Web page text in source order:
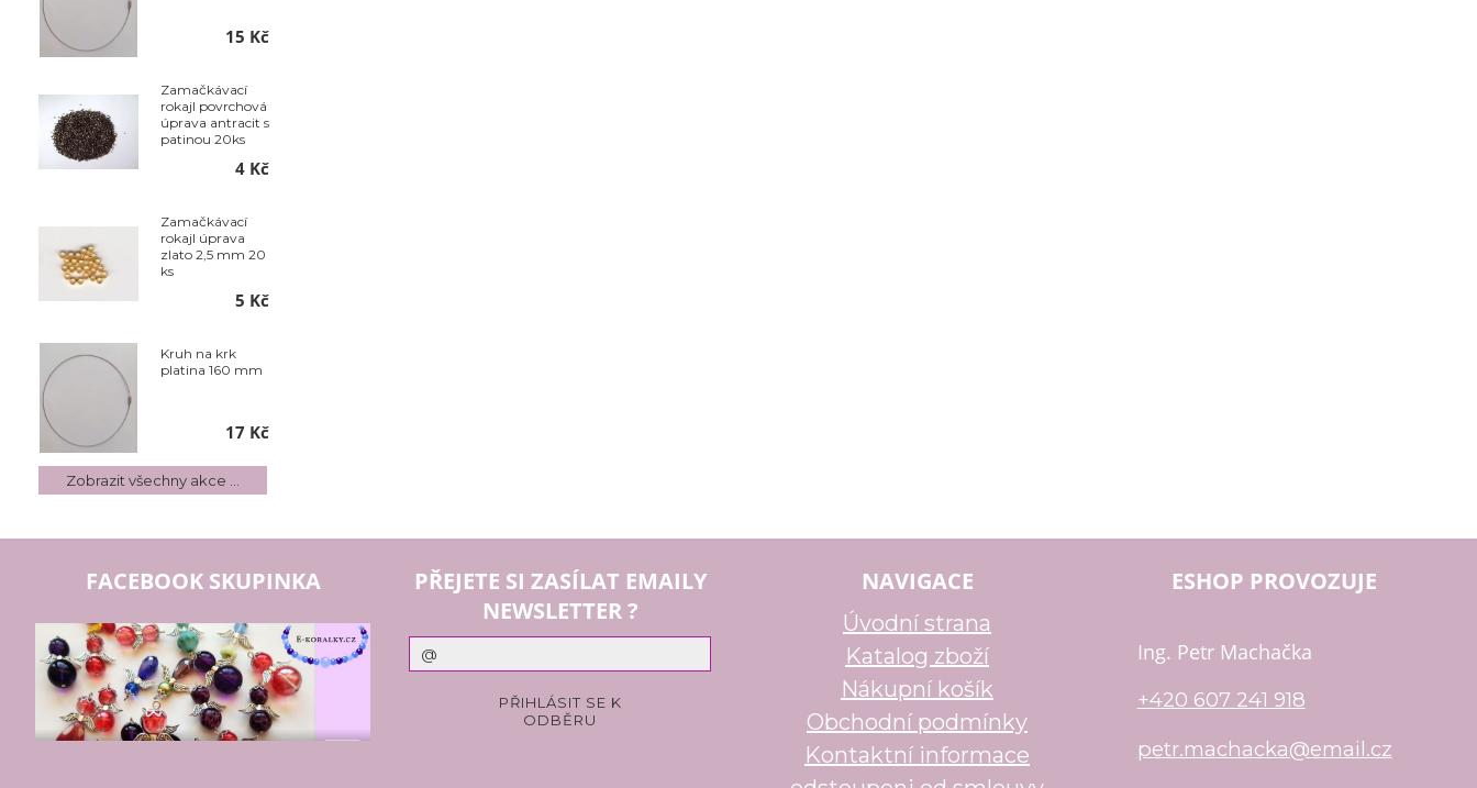
15 Kč
Zamačkávací
rokajl povrchová
úprava antracit s
patinou 20ks
4 Kč
Zamačkávací
rokajl úprava
zlato 2,5 mm 20
ks
5 Kč
Kruh na krk
platina 160 mm
17 Kč
Zobrazit všechny akce ...
FACEBOOK SKUPINKA
PŘEJETE SI ZASÍLAT EMAILY
NEWSLETTER ?
NAVIGACE
Úvodní strana
Katalog zboží
Nákupní košík
Obchodní podmínky
Kontaktní informace
ESHOP PROVOZUJE
Ing. Petr Machačka
+420 607 241 918
petr.machacka@email.cz